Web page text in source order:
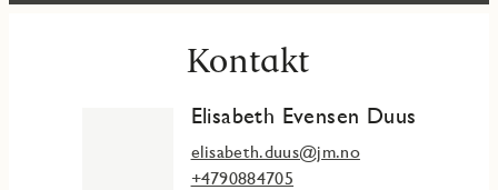
Kontakt
Elisabeth Evensen Duus
elisabeth.duus@jm.no
+4790884705